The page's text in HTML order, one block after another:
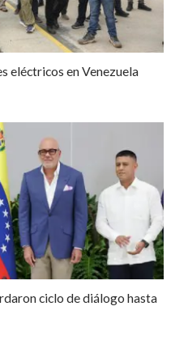
eléctricos en Venezuela
ciclo de diálogo hasta